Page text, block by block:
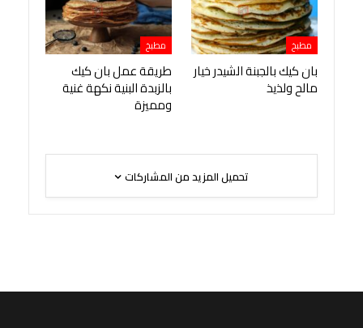
مطبخ
بان كيك بالجبنة الشيدر خيار
مالح ولذيذ
مطبخ
طريقة عمل بان كيك
بالزبدة البنية نكهة غنية
ومميزة
تحميل المزيد من المشاركات